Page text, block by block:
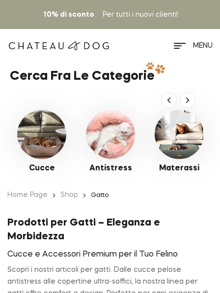
Per tutti i nuovi clienti!
10% di sconto
MENU
Cerca Fra Le Categorie
Cucce Antistress Materassi
Home Page Shop Gatto
Prodotti per Gatti – Eleganza e
Morbidezza
Cucce e Accessori Premium per il Tuo Felino
Scopri i nostri articoli per gatti. Dalle cucce pelose
antistress alle copertine ultra-soffici, la nostra linea per